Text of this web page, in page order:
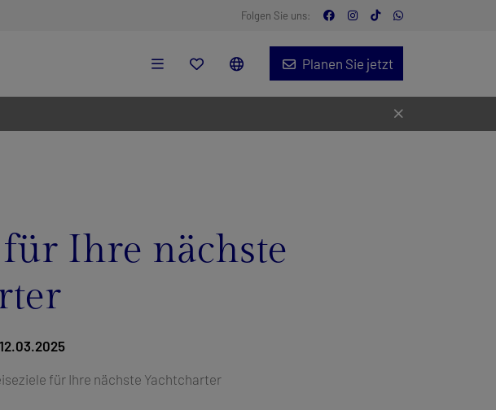
Folgen Sie uns:
Planen Sie jetzt
für Ihre nächste
12.03.2025
für Ihre nächste Yachtcharter